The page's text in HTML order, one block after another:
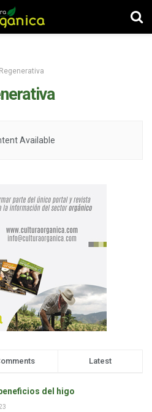
Available
Latest
del higo